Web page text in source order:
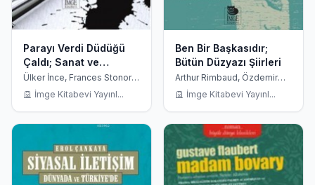
Parayı Verdi Düdüğü
Çaldı; Sanat ve
Edebiyat Dünyasında
CIA Parmağı
Ülker İnce, Frances Stonor
Saunders
İmge Kitabevi Yayınl...
Ben Bir Başkasıdır;
Bütün Düzyazı Şiirleri
Arthur Rimbaud, Özdemir
İnce
İmge Kitabevi Yayınl...